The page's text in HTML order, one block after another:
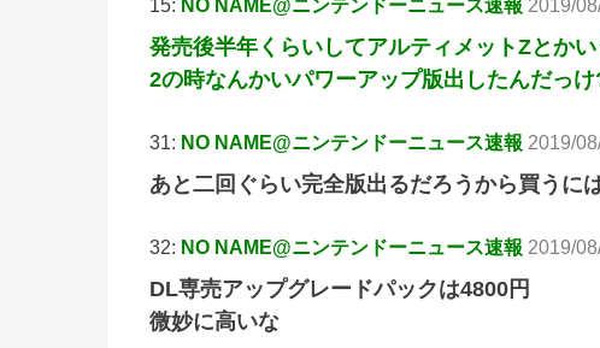
発売後半年くらいしてアルティメットZとか
2の時なんかいパワーアップ版出したんだっ
31: NO NAME@ニンテンドーニュース速報 2019/
あと二回ぐらい完全版出るだろうから買うに
32: NO NAME@ニンテンドーニュース速報 2019/
DL専売アップグレードパックは4800円
微妙に高いな